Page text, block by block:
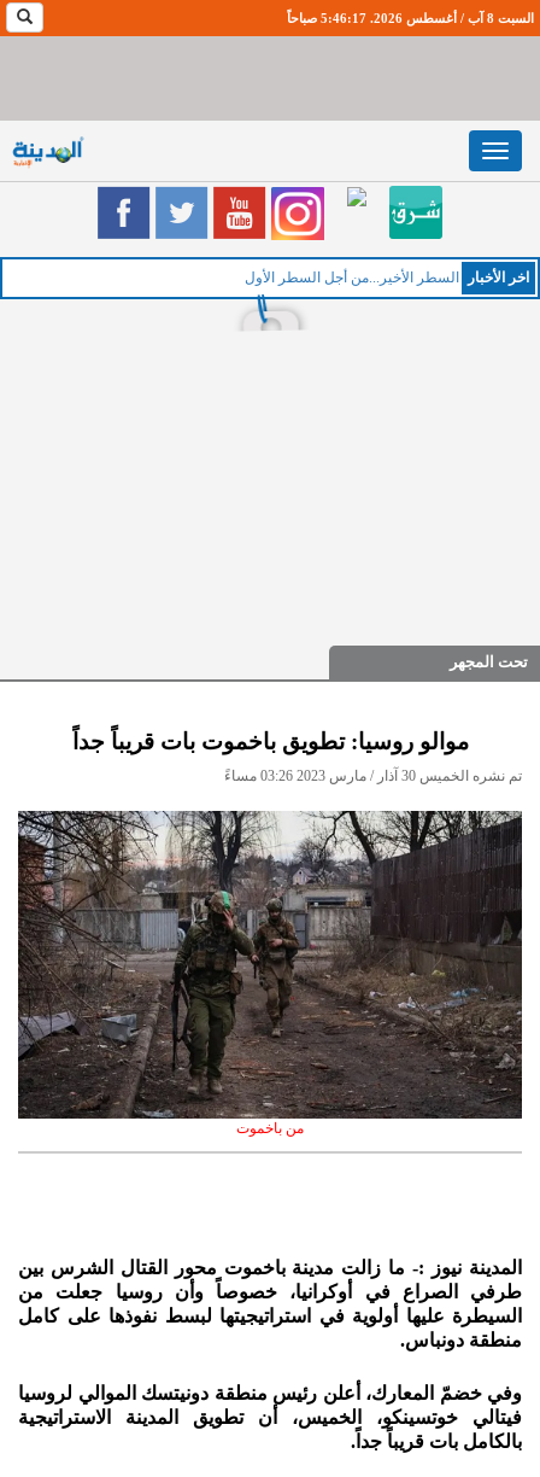
السبت 8 آب / أغسطس 2026. 5:46:18 صباحاً
Toggle
navigation
اخر اﻷخبار
تحت المجهر
موالو روسيا: تطويق باخموت بات قريباً جداً
تم نشره الخميس 30 آذار / مارس 2023 03:26 مساءً
من باخموت
المدينة نيوز :- ما زالت مدينة باخموت محور القتال الشرس بين
طرفي الصراع في أوكرانيا، خصوصاً وأن روسيا جعلت من
السيطرة عليها أولوية في استراتيجيتها لبسط نفوذها على كامل
منطقة دونباس.
وفي خضمّ المعارك، أعلن رئيس منطقة دونيتسك الموالي لروسيا
فيتالي خوتسينكو، الخميس، أن تطويق المدينة الاستراتيجية
بالكامل بات قريباً جداً.